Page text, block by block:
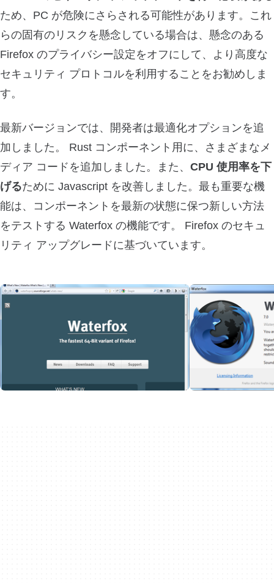
ため、PC が危険にさらされる可能性があります。これ
らの固有のリスクを懸念している場合は、懸念のある
Firefox のプライバシー設定をオフにして、より高度な
セキュリティ プロトコルを利用することをお勧めしま
す。
最新バージョンでは、開発者は最適化オプションを追
加しました。 Rust コンポーネント用に、さまざまなメ
ディア コードを追加しました。また、 CPU 使用率を下
げるために Javascript を改善しました。最も重要な機
能は、コンポーネントを最新の状態に保つ新しい方法
をテストする Waterfox の機能です。
Firefox のセキュ
リティ アップグレードに基づいています。